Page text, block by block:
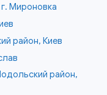
Мироновка
район, Киев
район,